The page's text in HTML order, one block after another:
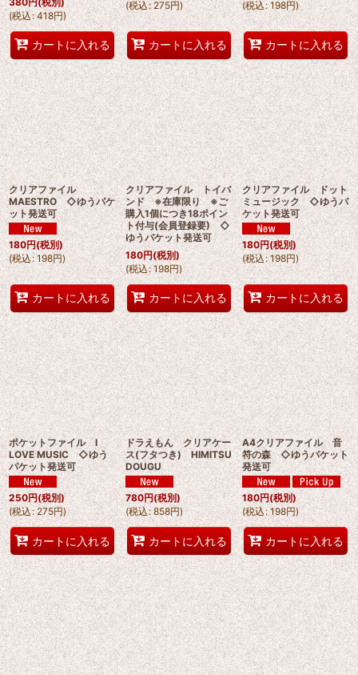
(税込: 418円)
カートに入れる
(税込 : 275円)
カートに入れる
(税込: 198円)
カートに入れる
クリアファイル
MAESTRO ◇ゆうパケ
ット発送可
180円(税別)
(税込: 198円)
カートに入れる
クリアファイル トイバ
ンド ※在庫限り ※ご
購入1個につき18ポイン
ト付与(会員登録要) ◇
ゆうパケット発送可
180円(税別)
(税込: 198円)
カートに入れる
クリアファイル ドット
ミュージック ◇ゆうパ
ケット発送可
180円(税別)
(税込: 198円)
カートに入れる
ポケットファイル I
LOVE MUSIC ◇ゆう
パケット発送可
250円(税別)
(税込: 275円)
カートに入れる
ドラえもん クリアケー
ス(フタつき) HIMITSU
DOUGU
780円(税別)
(税込: 858円)
カートに入れる
A4クリアファイル 音
符の森 ◇ゆうパケット
発送可
180円(税別)
(税込: 198円)
カートに入れる